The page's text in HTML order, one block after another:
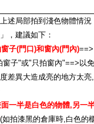
述局部拍到淺色物體情況
，建議如下：
子(門口)和窗內(門內)==>
窗子"或"只拍窗內"==>以免
差異大造成亮的地方太亮,
一半是白色的物體,另一
(如拍漆黑的倉庫時,白色的